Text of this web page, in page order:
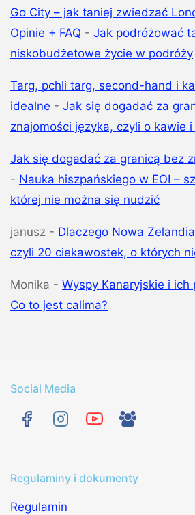
Go City – jak taniej zwiedzać
Opinie + FAQ - Jak podróżować
niskobudżetowe życie w podróży
Targ, pchli targ, second-hand i
idealne - Jak się dogadać za
znajomości języka, czyli o kawie
Jak się dogadać za granicą bez
- Nauka hiszpańskiego w EOI –
której nie można się nudzić
janusz - Dlaczego Nowa
czyli 20 ciekawostek, o których
Monika - Wyspy Kanaryjskie i
Co to jest calima?
Social Media
Regulaminy i dokumenty
Regulamin